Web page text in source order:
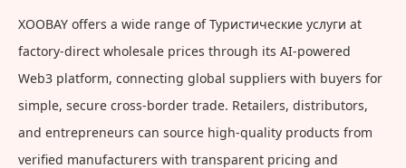
XOOBAY offers a wide range of Туристические услуги at
factory-direct wholesale prices through its AI-powered
Web3 platform, connecting global suppliers with buyers for
simple, secure cross-border trade. Retailers, distributors,
and entrepreneurs can source high-quality products from
verified manufacturers with transparent pricing and